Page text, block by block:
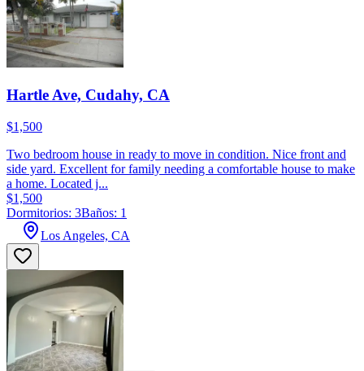
Hartle Ave, Cudahy, CA
$1,500
Two bedroom house in ready to move in condition. Nice front and
side yard. Excellent for family needing a comfortable house to make
a home. Located j...
$1,500
Dormitorios: 3Baños: 1
Los Angeles, CA